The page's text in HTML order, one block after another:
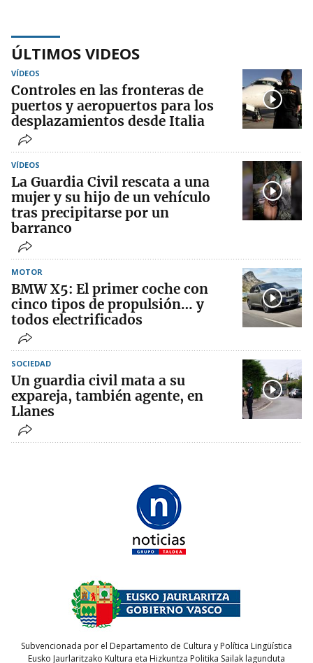
ÚLTIMOS VIDEOS
VÍDEOS
Controles en las fronteras de
puertos y aeropuertos para los
desplazamientos desde Italia
VÍDEOS
La Guardia Civil rescata a una
mujer y su hijo de un vehículo
tras precipitarse por un
barranco
MOTOR
BMW X5: El primer coche con
cinco tipos de propulsión… y
todos electrificados
SOCIEDAD
Un guardia civil mata a su
expareja, también agente, en
Llanes
Subvencionada por el Departamento de Cultura y Política Lingüística
Eusko Jaurlaritzako Kultura eta Hizkuntza Politika Sailak lagunduta